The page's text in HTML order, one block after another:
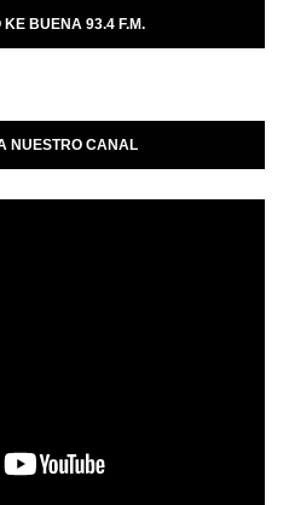
KE BUENA 93.4 F.M.
NUESTRO CANAL